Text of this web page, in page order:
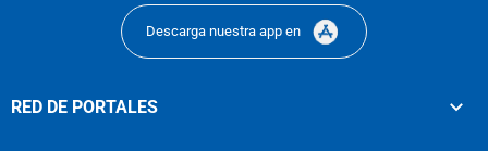
Descarga nuestra app en
RED DE PORTALES